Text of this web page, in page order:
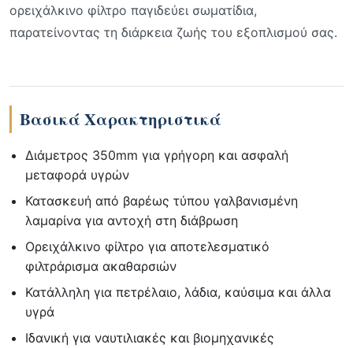
ορειχάλκινο φίλτρο παγιδεύει σωματίδια,
παρατείνοντας τη διάρκεια ζωής του εξοπλισμού σας.
Βασικά Χαρακτηριστικά
Διάμετρος 350mm για γρήγορη και ασφαλή
μεταφορά υγρών
Κατασκευή από βαρέως τύπου γαλβανισμένη
λαμαρίνα για αντοχή στη διάβρωση
Ορειχάλκινο φίλτρο για αποτελεσματικό
φιλτράρισμα ακαθαρσιών
Κατάλληλη για πετρέλαιο, λάδια, καύσιμα και άλλα
υγρά
Ιδανική για ναυτιλιακές και βιομηχανικές